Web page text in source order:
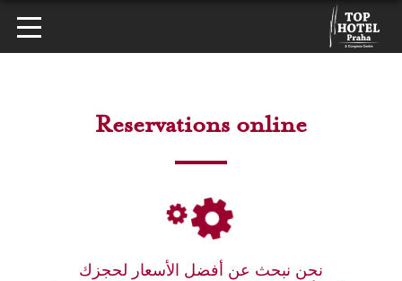
Reservations online
نحن نبحث عن أفضل الأسعار لحجزك